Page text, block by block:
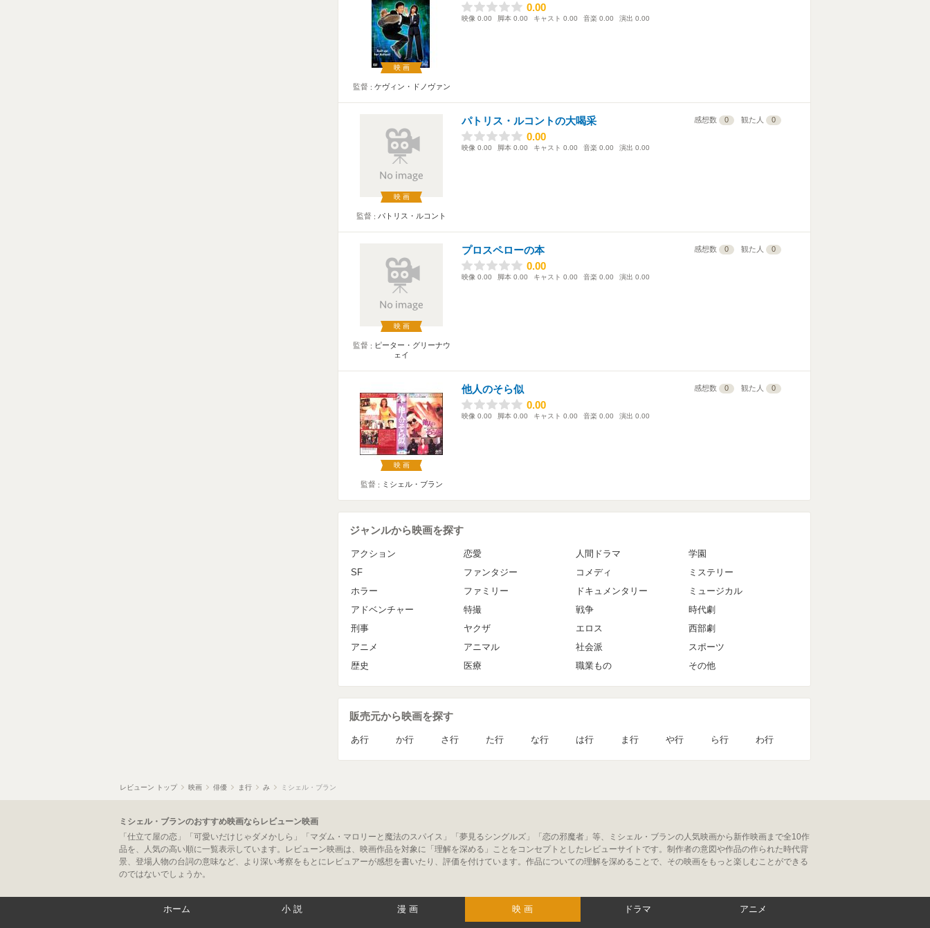
映画
監督 ケヴィン・ドノヴァン
0.00
0.00
映像 0.00 脚本 0.00 キャスト 0.00 音楽 0.00 演出 0.00
映画
監督 パトリス・ルコント
パトリス・ルコントの大喝采 感想数 0 観た人 0
0.00
0.00
映像 0.00 脚本 0.00 キャスト 0.00 音楽 0.00 演出 0.00
映画
監督
ピーター・グリーナウ
ェイ
プロスペローの本 感想数 0 観た人 0
0.00
0.00
映像 0.00 脚本 0.00 キャスト 0.00 音楽 0.00 演出 0.00
映画
監督 ミシェル・ブラン
他人のそら似 感想数 0 観た人 0
0.00
0.00
映像 0.00 脚本 0.00 キャスト 0.00 音楽 0.00 演出 0.00
ジャンルから映画を探す
アクション 恋愛 人間ドラマ
学園
SF
ファンタジー コメディ
ミステリー
ホラー
ファミリー ドキュメンタリー
ミュージカル
アドベンチャー
特撮 戦争
時代劇
刑事
ヤクザ エロス
西部劇
アニメ
アニマル 社会派
スポーツ
歴史
医療 職業もの その他
販売元から映画を探す
あ行 か行 さ行 た行 な行 は行 ま行 や行 ら行 わ行
レビューン トップ 映画 俳優 ま行 み ミシェル・ブラン
ミシェル・ブランのおすすめ映画ならレビューン映画
「仕立て屋の恋」「可愛いだけじゃダメかしら」「マダム・マロリーと魔法のスパイス」「夢見るシングルズ」「恋の邪魔者」等、ミシェル・ブランの人気映画から新作映画まで全10作
品を、人気の高い順に一覧表示しています。レビューン映画は、映画作品を対象に「理解を深める」ことをコンセプトとしたレビューサイトです。制作者の意図や作品の作られた時代背
景、登場人物の台詞の意味など、より深い考察をもとにレビュアーが感想を書いたり、評価を付けています。作品についての理解を深めることで、その映画をもっと楽しむことができる
のではないでしょうか。
ホーム 小説 漫画 映画 ドラマ アニメ